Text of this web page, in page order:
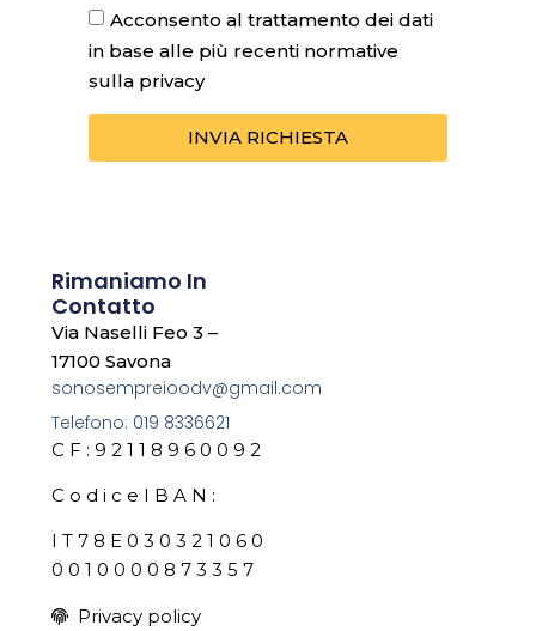
Acconsento al trattamento dei dati
in base alle più recenti normative
sulla privacy
INVIA RICHIESTA
Rimaniamo In
Contatto
Via Naselli Feo 3 –
17100 Savona
sonosempreioodv@gmail.com
Telefono: 019 8336621
C F : 9 2 1 1 8 9 6 0 0 9 2
C o d i c e I B A N :
I T 7 8 E 0 3 0 3 2 1 0 6 0
0 0 1 0 0 0 0 8 7 3 3 5 7
Privacy policy